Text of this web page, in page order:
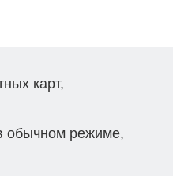
карт,
обычном режиме,